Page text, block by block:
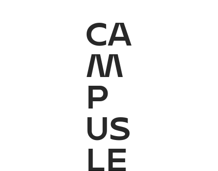
CA
M
P
US
LE